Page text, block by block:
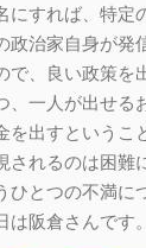
にすれば、特定
政治家自身が発
で、良い政策を
、一人が出せる
を出すというこ
されるのは困難
ひとつの不満に
は阪倉さんです。